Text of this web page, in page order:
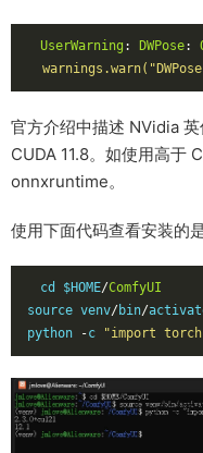
UserWarning : DWPose:
官方介绍中描述 NVidia
CUDA 11.8。如使用高于
onnxruntime。
使用下面代码查看安装的
cd $HOME/ComfyUI
source venv/bin/
python
-c "import